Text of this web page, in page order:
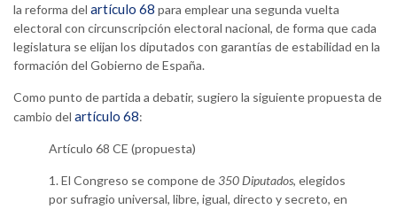
la reforma del artículo 68 para emplear una segunda vuelta
electoral con circunscripción electoral nacional, de forma que cada
legislatura se elijan los diputados con garantías de estabilidad en la
formación del Gobierno de España.
Como punto de partida a debatir, sugiero la siguiente propuesta de
cambio del artículo 68:
Artículo 68 CE (propuesta)
1. El Congreso se compone de350 Diputados, elegidos
por sufragio universal, libre, igual, directo y secreto, en